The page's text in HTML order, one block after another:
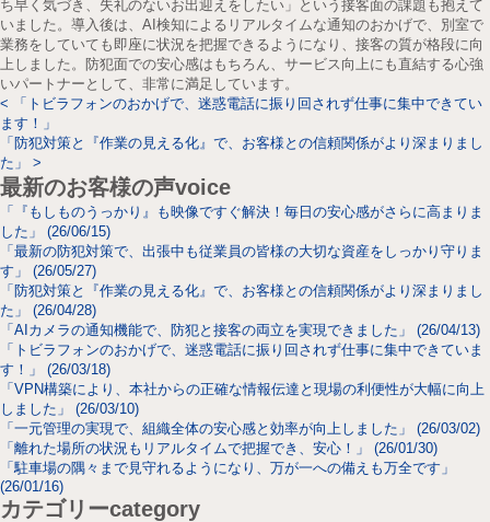
ち早く気づき、失礼のないお出迎えをしたい」という接客面の課題も抱えて
いました。導入後は、AI検知によるリアルタイムな通知のおかげで、別室で
業務をしていても即座に状況を把握できるようになり、接客の質が格段に向
上しました。防犯面での安心感はもちろん、サービス向上にも直結する心強
いパートナーとして、非常に満足しています。
< 「トビラフォンのおかげで、迷惑電話に振り回されず仕事に集中できてい
ます！」
「防犯対策と『作業の見える化』で、お客様との信頼関係がより深まりまし
た」 >
最新のお客様の声voice
「『もしものうっかり』も映像ですぐ解決！毎日の安心感がさらに高まりま
した」 (26/06/15)
「最新の防犯対策で、出張中も従業員の皆様の大切な資産をしっかり守りま
す」 (26/05/27)
「防犯対策と『作業の見える化』で、お客様との信頼関係がより深まりまし
た」 (26/04/28)
「AIカメラの通知機能で、防犯と接客の両立を実現できました」 (26/04/13)
「トビラフォンのおかげで、迷惑電話に振り回されず仕事に集中できていま
す！」 (26/03/18)
「VPN構築により、本社からの正確な情報伝達と現場の利便性が大幅に向上
しました」 (26/03/10)
「一元管理の実現で、組織全体の安心感と効率が向上しました」 (26/03/02)
「離れた場所の状況もリアルタイムで把握でき、安心！」 (26/01/30)
「駐車場の隅々まで見守れるようになり、万が一への備えも万全です」
(26/01/16)
カテゴリーcategory